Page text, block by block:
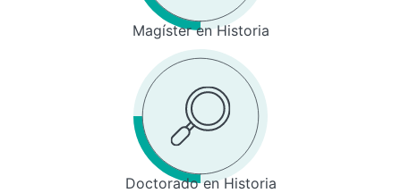
Magíster en Historia
Doctorado en Historia